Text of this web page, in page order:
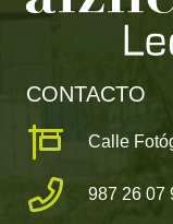
CONTACTO
Calle
987 26 07